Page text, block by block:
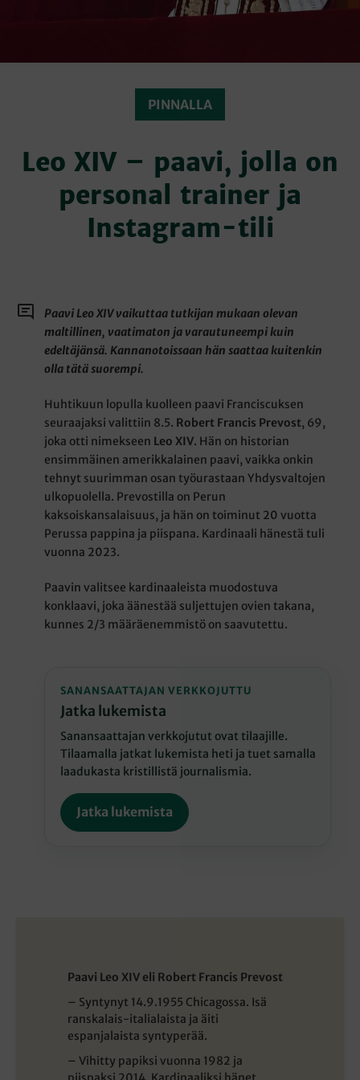
PINNALLA
Leo XIV – paavi, jolla on
personal trainer ja
Instagram-tili
Paavi Leo XIV vaikuttaa tutkijan mukaan olevan
maltillinen, vaatimaton ja varautuneempi kuin
edeltäjänsä. Kannanotoissaan hän saattaa kuitenkin
olla tätä suorempi.
Huhtikuun lopulla kuolleen paavi Franciscuksen
seuraajaksi valittiin 8.5. Robert Francis Prevost, 69,
joka otti nimekseen Leo XIV. Hän on historian
ensimmäinen amerikkalainen paavi, vaikka onkin
tehnyt suurimman osan työurastaan Yhdysvaltojen
ulkopuolella. Prevostilla on Perun
kaksoiskansalaisuus, ja hän on toiminut 20 vuotta
Perussa pappina ja piispana. Kardinaali hänestä tuli
vuonna 2023.
Paavin valitsee kardinaaleista muodostuva
konklaavi, joka äänestää suljettujen ovien takana,
kunnes 2/3 määräenemmistö on saavutettu.
SANANSAATTAJAN VERKKOJUTTU
Jatka lukemista
Sanansaattajan verkkojutut ovat tilaajille.
Tilaamalla jatkat lukemista heti ja tuet samalla
laadukasta kristillistä journalismia.
Jatka lukemista
Paavi Leo XIV eli Robert Francis Prevost
– Syntynyt 14.9.1955 Chicagossa. Isä
ranskalais-italialaista ja äiti
espanjalaista syntyperää.
– Vihitty papiksi vuonna 1982 ja